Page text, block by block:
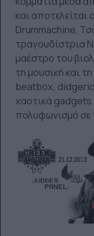
και
Drummachine,
τραγουδίστρια
μαέστρο του
τη μουσική και
beatbox,
χαοτικά
πολυφωνισμό σε